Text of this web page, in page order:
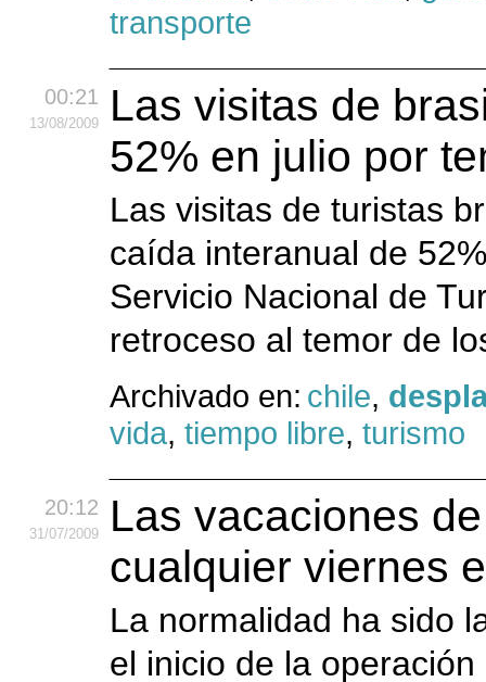
transporte
00:21
13/08/2009
Las visitas de
52% en julio por
Las visitas de turistas
caída interanual de
Servicio Nacional de
retroceso al temor de
Archivado en: chile,
vida, tiempo libre, turismo
20:12
31/07/2009
Las vacaciones
cualquier viernes
La normalidad ha sido
el inicio de la